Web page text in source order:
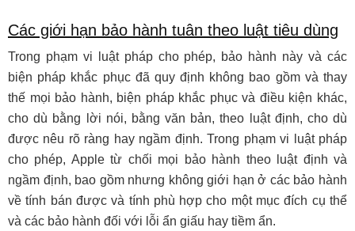
Các giới hạn bảo hành tuân theo luật tiêu dùng
Trong phạm vi luật pháp cho phép, bảo hành này và các
biện pháp khắc phục đã quy định không bao gồm và thay
thế mọi bảo hành, biện pháp khắc phục và điều kiện khác,
cho dù bằng lời nói, bằng văn bản, theo luật định, cho dù
được nêu rõ ràng hay ngầm định. Trong phạm vi luật pháp
cho phép, Apple từ chối mọi bảo hành theo luật định và
ngầm định, bao gồm nhưng không giới hạn ở các bảo hành
về tính bán được và tính phù hợp cho một mục đích cụ thể
và các bảo hành đối với lỗi ẩn giấu hay tiềm ẩn.